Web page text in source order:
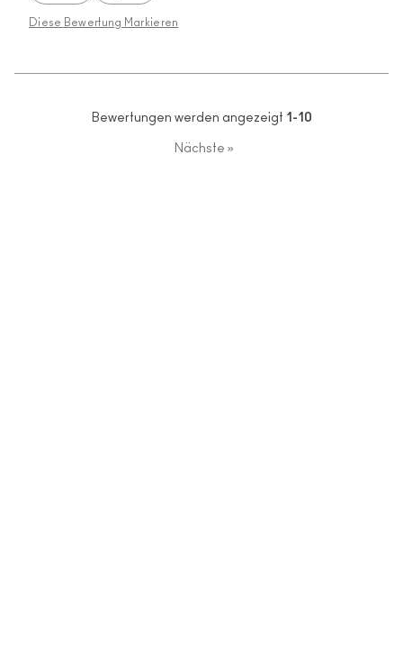
Diese Bewertung Markieren
Bewertungen werden angezeigt 1-10
Nächste »